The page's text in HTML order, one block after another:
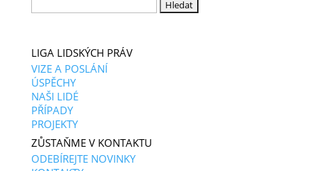
LIGA LIDSKÝCH PRÁV
VIZE A POSLÁNÍ
ÚSPĚCHY
NAŠI LIDÉ
PŘÍPADY
PROJEKTY
ZŮSTAŇME V KONTAKTU
ODEBÍREJTE NOVINKY